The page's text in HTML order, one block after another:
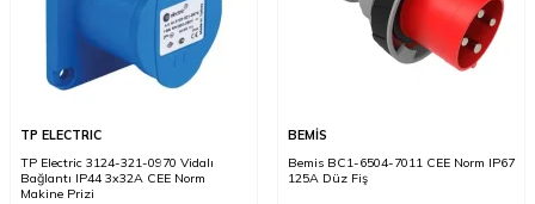
TP ELECTRIC
TP Electric 3124-321-0970 Vidalı
Bağlantı IP44 3x32A CEE Norm
Makine Prizi
BEMİS
Bemis BC1-6504-7011 CEE Norm IP67
125A Düz Fiş